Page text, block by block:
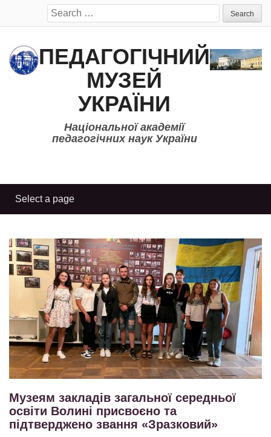
Search
for:
ПЕДАГОГІЧНИЙ
МУЗЕЙ
УКРАЇНИ
Національної академії
педагогічних наук України
Музеям закладів загальної середньої
освіти Волині присвоєно та
підтверджено звання «Зразковий»